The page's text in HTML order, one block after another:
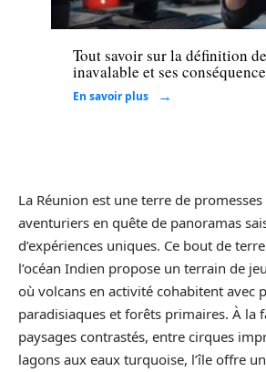
Finance
Tout savoir sur la définition de
inavalable et ses
En savoir plus
La Réunion est une terre de
aventuriers en quête de panoramas
d’expériences uniques. Ce bout de
l’océan Indien propose un terrain de
où volcans en activité cohabitent avec
paradisiaques et forêts primaires. À la
paysages contrastés, entre cirques
lagons aux eaux turquoise, l’île offre